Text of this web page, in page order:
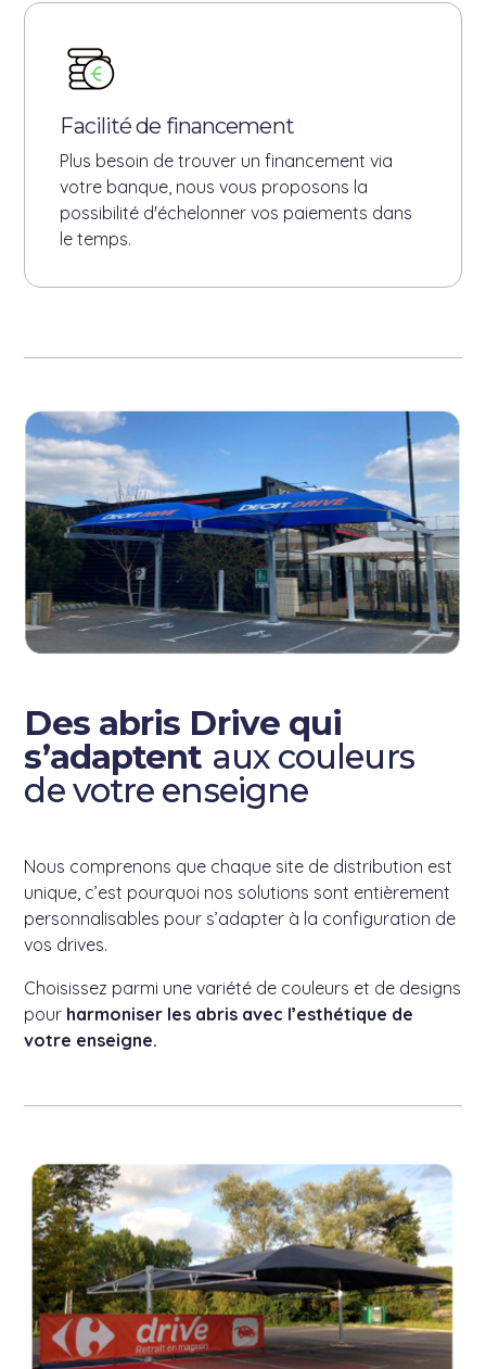
Facilité de financement
Plus besoin de trouver un financement via
votre banque, nous vous proposons la
possibilité d'échelonner vos paiements dans
le temps.
Des abris Drive qui
s’adaptent aux couleurs
de votre enseigne
Nous comprenons que chaque site de distribution est
unique, c’est pourquoi nos solutions sont entièrement
personnalisables pour s’adapter à la configuration de
vos drives.
Choisissez parmi une variété de couleurs et de designs
pour harmoniser les abris avec l’esthétique de
votre enseigne.